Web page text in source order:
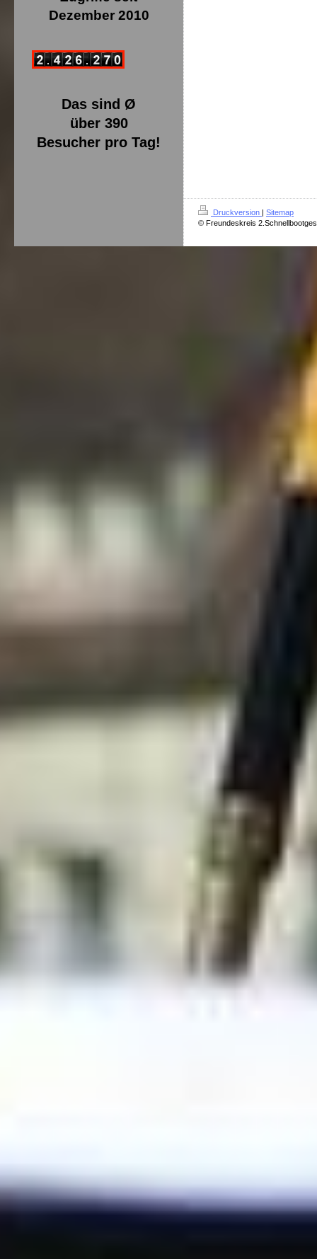
Dezember 2010
Das sind Ø
über 390
Besucher pro Tag!
Druckversion | Sitemap
© Freundeskreis